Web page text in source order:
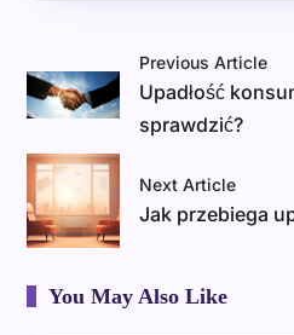
Previous Article
Upadłość
sprawdzić?
Next Article
Jak przebiega
You May Also Like